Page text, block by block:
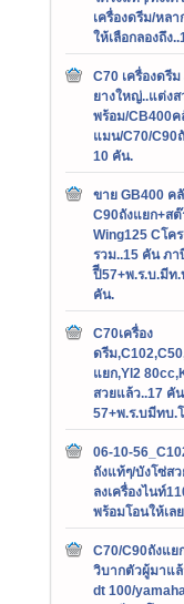
เครื่องดรีม/หล
ให้เลือกลองถึง
C70 เครื่องดรี
ยางใหญ่..แต่งส
พร้อม/CB400ค
แมน/C70/C90
10 คัน.
ขาย GB400 ค
C90ถังแยก+ส
Wing125 Cโค
รวม..15 คัน ภา
ปีี57+พ.ร.บ.มีท
คัน.
C70เครื่อง
ดรีม
แยก,Yl2
สวยแล้ว..17 คั
57+พ.ร.บมีทบ.
06-10-
ถังแท้ๆ/บังโซ่สว
ลงเครื่องไนท์
พร้อมโอนให้เลย
C70/C90ถังแย
วิบากตัวผู้มาแ
dt 100/